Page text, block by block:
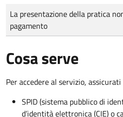
Tipo di pagamento
Importo
La presentazione della pratica
pagamento
Cosa serve
Per accedere al servizio,
SPID (sistema pubblico di
d’identità elettronica (CIE) o